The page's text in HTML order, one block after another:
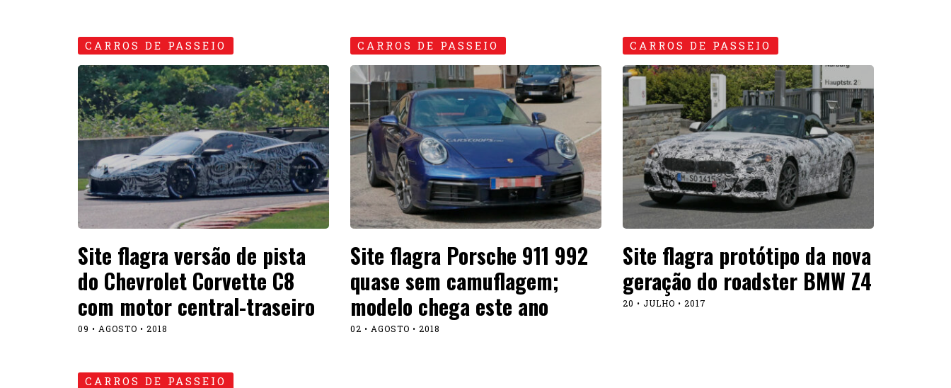
CARROS DE PASSEIO
Site flagra versão de pista
do Chevrolet Corvette C8
com motor central-traseiro
09 • AGOSTO • 2018
CARROS DE PASSEIO
Site flagra Porsche 911 992
quase sem camuflagem;
modelo chega este ano
02 • AGOSTO • 2018
CARROS DE PASSEIO
Site flagra protótipo da nova
geração do roadster BMW Z4
20 • JULHO • 2017
CARROS DE PASSEIO